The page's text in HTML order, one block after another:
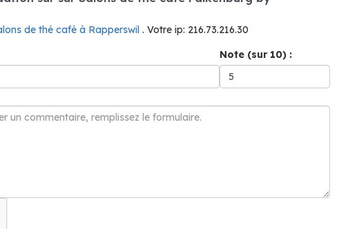
de thé café à Rapperswil . Votre ip: 216.73.216.30
Note (sur 10) :